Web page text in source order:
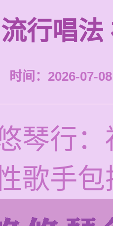
流行唱法
时间：2026-07-
琴行
歌手